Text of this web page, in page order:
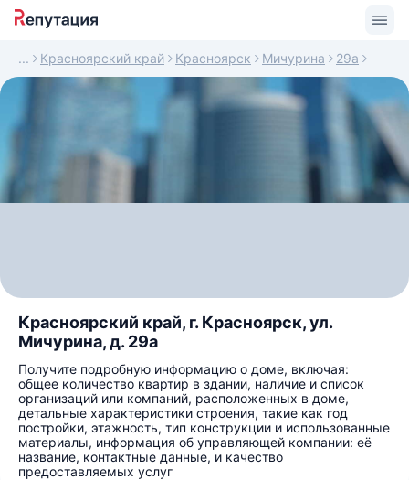
Красноярский край Красноярск Мичурина 29а
Красноярский край, г. Красноярск, ул.
Мичурина, д. 29а
Получите подробную информацию о доме, включая:
общее количество квартир в здании, наличие и список
организаций или компаний, расположенных в доме,
детальные характеристики строения, такие как год
постройки, этажность, тип конструкции и использованные
материалы, информация об управляющей компании: её
название, контактные данные, и качество
предоставляемых услуг